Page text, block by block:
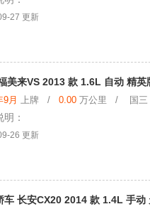
27 更新
美来VS 2013 款 1.6L 自动 精英
9月 上牌 / 0.00 万公里 / 国三
：
26 更新
车 长安CX20 2014 款 1.4L 手动